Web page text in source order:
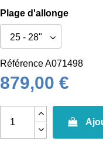
Plage d'allonge
RéférenceA071498
879,00 €